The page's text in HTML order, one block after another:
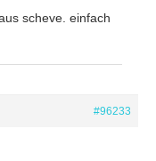
scheve. einfach
#96233